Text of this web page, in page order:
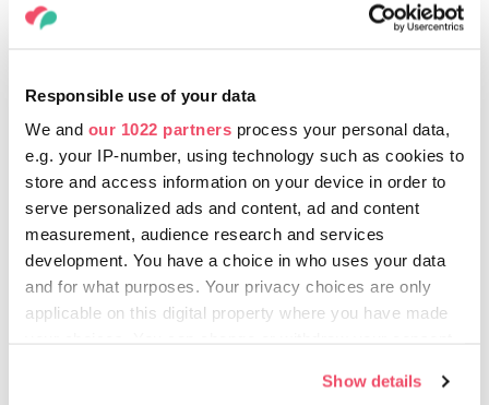
Responsible use of your data
We and our 1022 partners process your personal data,
e.g. your IP-number, using technology such as cookies to
store and access information on your device in order to
serve personalized ads and content, ad and content
measurement, audience research and services
development. You have a choice in who uses your data
and for what purposes. Your privacy choices are only
applicable on this digital property where you have made
Show details
Galerie 2B
La galerie contemporaine de la rue Ráday vise à créer des
transitions entre les disciplines artistiques et à intégrer des
expériences passionnantes et innovantes aux frontières
existant entre les différents domaines artistiques.
Galerie acb
Le catalogue de la galerie englobe l'art contemporain et
l'art néo-avant-gardiste hongrois.
Cette galerie présente principalement des œuvres de